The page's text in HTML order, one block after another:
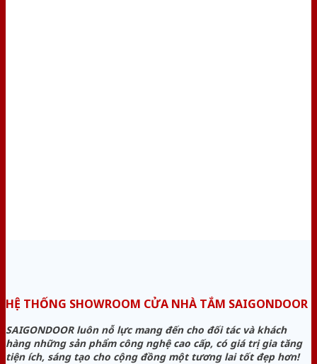
HỆ THỐNG SHOWROOM CỬA NHÀ TẮM SAIGONDOOR
SAIGONDOOR luôn nỗ lực mang đến cho đối tác và khách
hàng những sản phẩm công nghệ cao cấp, có giá trị gia tăng
tiện ích, sáng tạo cho cộng đồng một tương lai tốt đẹp hơn!